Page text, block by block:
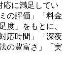
応に満足してい
の評価」「料金
度」をもとに、
応時間」「深夜
の豊富さ」「実